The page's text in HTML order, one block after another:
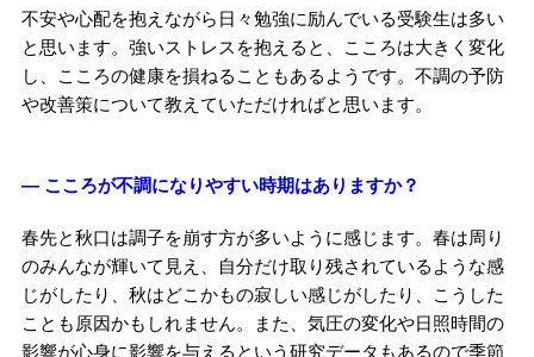
不安や心配を抱えながら日々勉強に励んでいる受験生は多い
と思います。強いストレスを抱えると、こころは大きく変化
し、こころの健康を損ねることもあるようです。不調の予防
や改善策について教えていただければと思います。
― こころが不調になりやすい時期はありますか？
春先と秋口は調子を崩す方が多いように感じます。春は周り
のみんなが輝いて見え、自分だけ取り残されているような感
じがしたり、秋はどこかもの寂しい感じがしたり、こうした
ことも原因かもしれません。また、気圧の変化や日照時間の
影響が心身に影響を与えるという研究データもあるので季節